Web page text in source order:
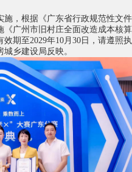
施，根据《广东省行政规范性文件
广州市旧村庄全面改造成本核算
期至2029年10月30日，请遵照执
乡建设局反映。